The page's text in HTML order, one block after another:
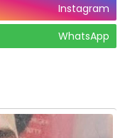
Instagram
WhatsApp